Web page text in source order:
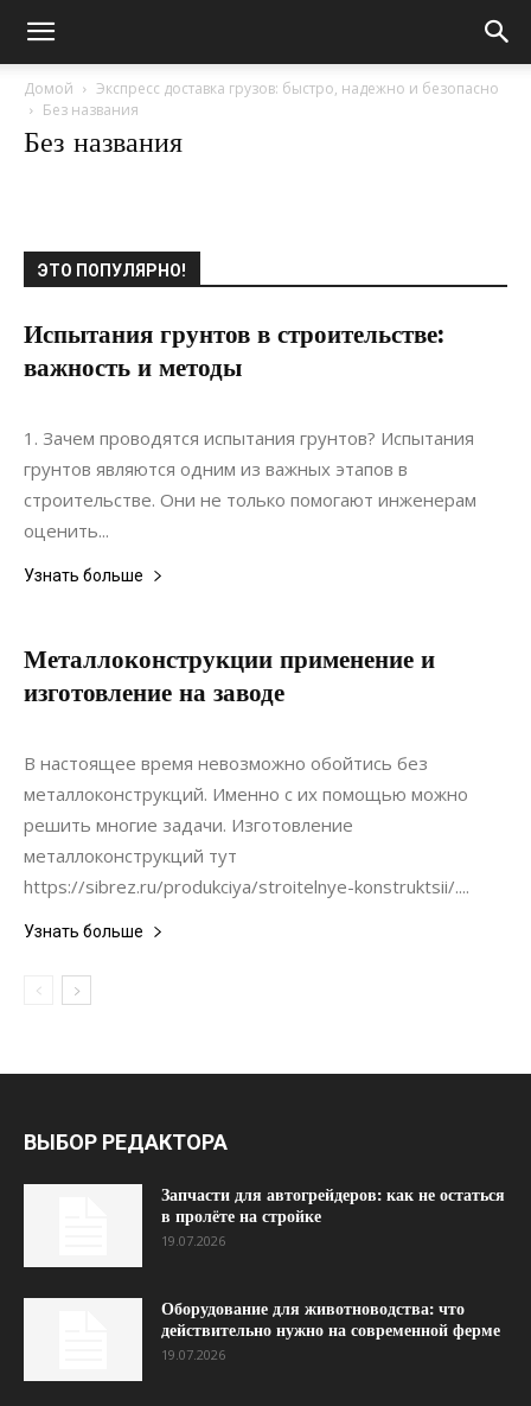
Домой
Экспресс доставка грузов: быстро, надежно и безопасно
Без названия
Без названия
ЭТО ПОПУЛЯРНО!
Испытания грунтов в строительстве:
важность и методы
20.05.2021
1. Зачем проводятся испытания грунтов? Испытания
грунтов являются одним из важных этапов в
строительстве. Они не только помогают инженерам
оценить...
Узнать больше
Металлоконструкции применение и
изготовление на заводе
09.10.2021
В настоящее время невозможно обойтись без
металлоконструкций. Именно с их помощью можно
решить многие задачи. Изготовление
металлоконструкций тут
https://sibrez.ru/produkciya/stroitelnye-konstruktsii/....
Узнать больше
ВЫБОР РЕДАКТОРА
Запчасти для автогрейдеров: как не остаться
в пролёте на стройке
19.07.2026
Оборудование для животноводства: что
действительно нужно на современной ферме
19.07.2026